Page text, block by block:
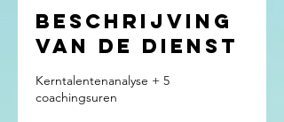
Beschrijving
van de dienst
Kerntalentenanalyse + 5
coachingsuren